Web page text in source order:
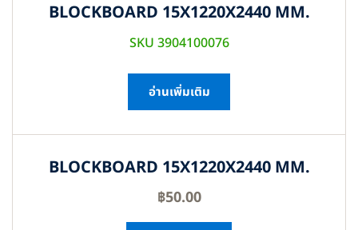
BLOCKBOARD 15X1220X2440 MM.
SKU 3904100076
อ่านเพิ่มเติม
BLOCKBOARD 15X1220X2440 MM.
฿50.00